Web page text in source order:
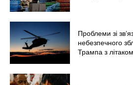
Проблеми зі
небезпечного
Трампа з